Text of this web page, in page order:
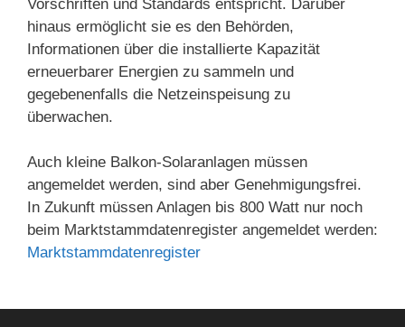
Vorschriften und Standards entspricht. Darüber
hinaus ermöglicht sie es den Behörden,
Informationen über die installierte Kapazität
erneuerbarer Energien zu sammeln und
gegebenenfalls die Netzeinspeisung zu
überwachen.
Auch kleine Balkon-Solaranlagen müssen
angemeldet werden, sind aber Genehmigungsfrei.
In Zukunft müssen Anlagen bis 800 Watt nur noch
beim Marktstammdatenregister angemeldet werden:
Marktstammdatenregister